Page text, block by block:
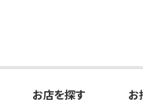
お店を探す お